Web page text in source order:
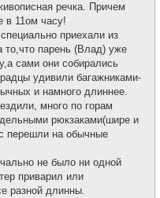
речка. Причем
в 11ом часу!
приехали из
то,что парень (Влад) уже
сами они собирались
удивили багажниками-
и намного длиннее.
много по горам
рюкзаками(шире и
перешли на обычные
не было ни одной
приварил или
разной длинны.